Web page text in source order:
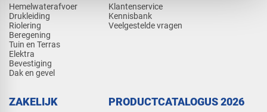
Hemelwaterafvoer
Drukleiding
Riolering
Beregening
Tuin en Terras
Elektra
Bevestiging
Dak en gevel
Klantenservice
Kennisbank
Veelgestelde vragen
ZAKELIJK PRODUCTCATALOGUS 2026